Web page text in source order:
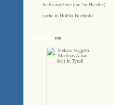
Saitenangebote (nur für Händler)
suche in Holfter Buchinfo